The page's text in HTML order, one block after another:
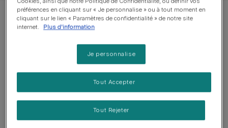
Montrer 1 sur 1 articles
Les articles les plus consultés
Décès du chien
Mon chien est mort : que faire, qui
appeler ?
préférences en cliquant sur « Je personnalise » ou à tout moment en
cliquant sur le lien « Paramètres de confidentialité » de notre site
internet.
Plus d'information
Je personnalise
Tout Rejeter
Tout Accepter